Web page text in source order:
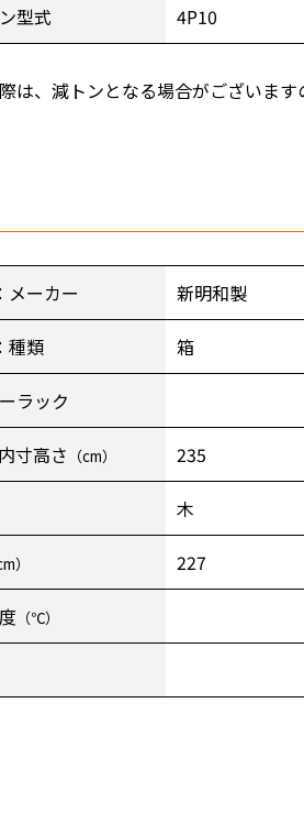
型式
4P10
は、減トンとなる場合がございます
メーカー 新明和製
種類 箱
ラック
寸高さ （cm） 235
木
） 227
（℃）